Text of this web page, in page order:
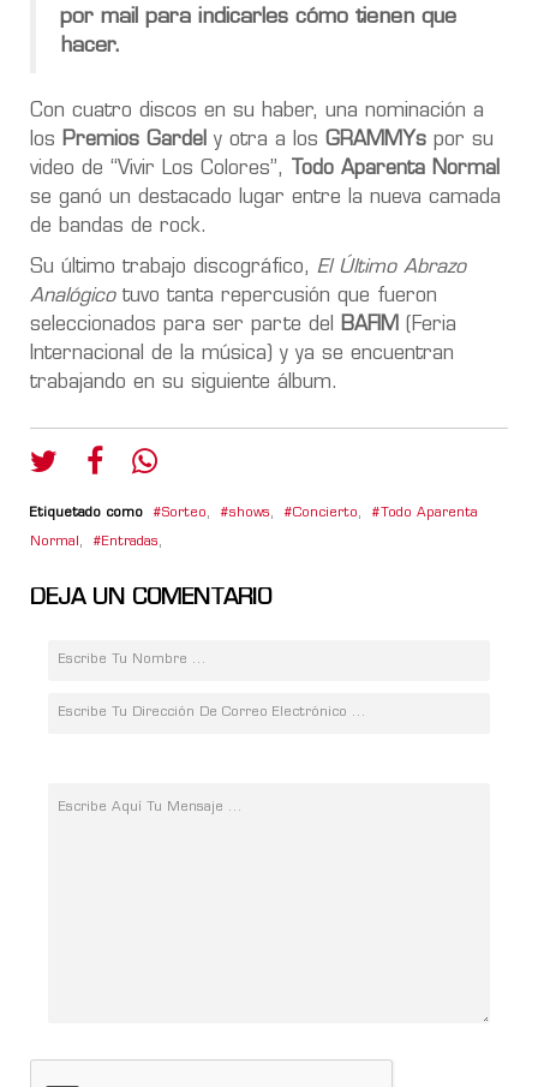
por mail para indicarles cómo tienen que
hacer.
Con cuatro discos en su haber, una nominación a
los Premios Gardel y otra a los GRAMMYs por su
video de “Vivir Los Colores”,
Todo Aparenta Normal
se ganó un destacado lugar entre la nueva camada
de bandas de rock.
Su último trabajo discográfico, El Último Abrazo
Analógicotuvo tanta repercusión que fueron
seleccionados para ser parte del
BAFIM
(Feria
Internacional de la música) y ya se encuentran
trabajando en su siguiente álbum.
Etiquetado como Sorteo, shows, Concierto, Todo Aparenta
Normal , Entradas,
DEJA UN COMENTARIO